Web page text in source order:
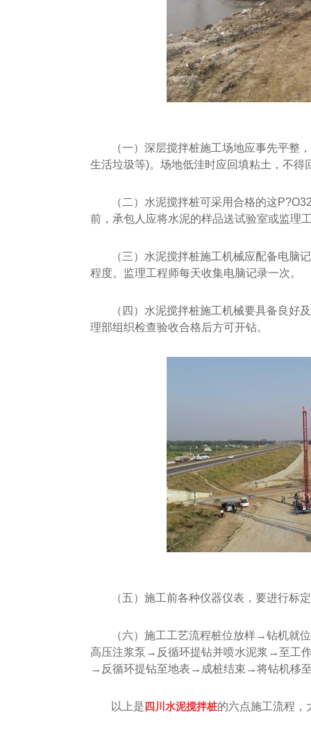
（一）深层搅拌桩施工场地应事先平整
生活垃圾等)。场地低洼时应回填粘土，不得
（二）水泥搅拌桩可采用合格的这
前，承包人应将水泥的样品送试验室或监理
（三）水泥搅拌桩施工机械应配备电脑
程度。监理工程师每天收集电脑记录一次。
（四）水泥搅拌桩施工机械要具备良好
理部组织检查验收合格后方可开钻。
（五）施工前各种仪器仪表，要进行标
（六）施工工艺流程桩位放样→钻机
高压注浆泵→反循环提钻并喷水泥浆→至工
→反循环提钻至地表→成桩结束→将钻机移
以上是四川水泥搅拌桩的六点施工流程，